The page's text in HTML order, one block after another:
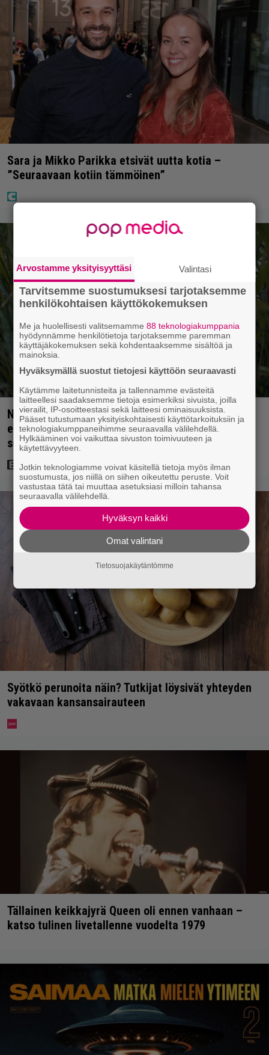
Sara ja Mikko Parikka etsivät uutta kotia –
”Seuraavaan kotiin tämmöinen”
Nyt suoratoistona: 3 tähden scifileffa ei ylitä
edeltäjiään mutta ei myöskään häpeä niiden
seurassa – jatkoa on luvassa
Syötkö perunoita näin? Tutkijat löysivät yhteyden
vakavaan kansansairauteen
Tällainen keikkajyrä Queen oli ennen vanhaan –
katso tulinen livetallenne vuodelta 1979
Arvostamme yksityisyyttäsi Valintasi
Tarvitsemme suostumuksesi tarjotaksemme
henkilökohtaisen käyttökokemuksen
Me ja huolellisesti valitsemamme88 teknologiakumppania
hyödynnämme henkilötietoja tarjotaksemme paremman
käyttäjäkokemuksen sekä kohdentaaksemme sisältöä ja
mainoksia.
Hyväksymällä suostut tietojesi käyttöön seuraavasti
Käytämme laitetunnisteita ja tallennamme evästeitä
laitteellesi saadaksemme tietoja esimerkiksi sivuista, joilla
vierailit, IP-osoitteestasi sekä laitteesi ominaisuuksista.
Pääset tutustumaan yksityiskohtaisesti käyttötarkoituksiin ja
teknologiakumppaneihimme seuraavalla välilehdellä.
Hylkääminen voi vaikuttaa sivuston toimivuuteen ja
käytettävyyteen.
Jotkin teknologiamme voivat käsitellä tietoja myös ilman
suostumusta, jos niillä on siihen oikeutettu peruste. Voit
vastustaa tätä tai muuttaa asetuksiasi milloin tahansa
seuraavalla välilehdellä.
Hyväksyn kaikki
Omat valintani
Tietosuojakäytäntömme